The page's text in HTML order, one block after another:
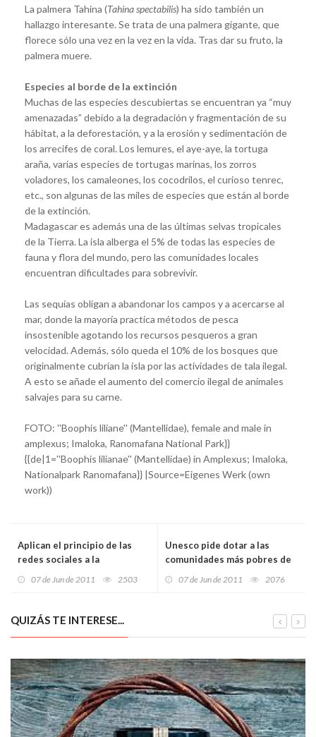
La palmera Tahina (Tahina spectabilis) ha sido también un
hallazgo interesante. Se trata de una palmera gigante, que
florece sólo una vez en la vez en la vida. Tras dar su fruto, la
palmera muere.
Especies al borde de la extinción
Muchas de las especies descubiertas se encuentran ya “muy
amenazadas” debido a la degradación y fragmentación de su
hábitat, a la deforestación, y a la erosión y sedimentación de
los arrecifes de coral. Los lemures, el aye-aye, la tortuga
araña, varias especies de tortugas marinas, los zorros
voladores, los camaleones, los cocodrilos, el curioso tenrec,
etc., son algunas de las miles de especies que están al borde
de la extinción.
Madagascar es además una de las últimas selvas tropicales
de la Tierra. La isla alberga el 5% de todas las especies de
fauna y flora del mundo, pero las comunidades locales
encuentran dificultades para sobrevivir.
Las sequías obligan a abandonar los campos y a acercarse al
mar, donde la mayoría practica métodos de pesca
insostenible agotando los recursos pesqueros a gran
velocidad. Además, sólo queda el 10% de los bosques que
originalmente cubrían la isla por las actividades de tala ilegal.
A esto se añade el aumento del comercio ilegal de animales
salvajes para su carne.
FOTO: ''Boophis liliane'' (Mantellidae), female and male in
amplexus; Imaloka, Ranomafana National Park}}
{{de|1=''Boophis lilianae'' (Mantellidae) in Amplexus; Imaloka,
Nationalpark Ranomafana}} |Source=Eigenes Werk (own
work))
Aplican el principio de las
redes sociales a la
07 de Jun de 2011 2503
Unesco pide dotar a las
comunidades más pobres de
07 de Jun de 2011 2076
QUIZÁS TE INTERESE...